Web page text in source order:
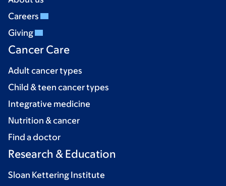
Careers
Giving
Cancer Care
Adult cancer types
Child & teen cancer types
Integrative medicine
Nutrition & cancer
Find a doctor
Research & Education
Sloan Kettering Institute